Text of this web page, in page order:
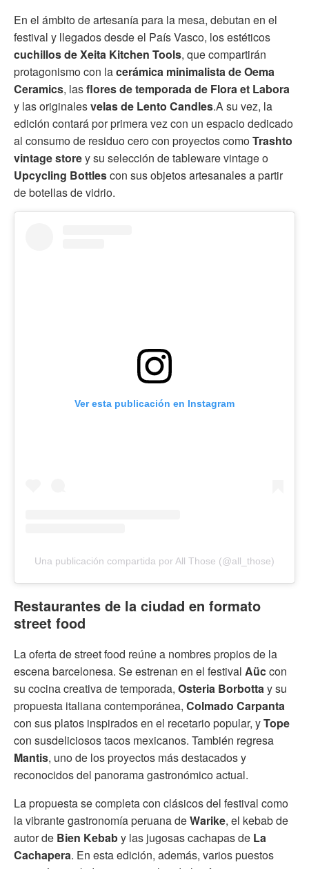
En el ámbito de artesanía para la mesa, debutan en el
festival y llegados desde el País Vasco, los estéticos
cuchillos de Xeita Kitchen Tools, que compartirán
protagonismo con lacerámica minimalista de Oema
Ceramics, lasflores de temporada de Flora et Labora
y las originalesvelas de Lento Candles.A su vez, la
edición contará por primera vez con un espacio dedicado
al consumo de residuo cero con proyectos comoTrashto
vintage storey su selección de tableware vintage o
Upcycling Bottlescon sus objetos artesanales a partir
de botellas de vidrio.
Ver esta publicación en Instagram
Una publicación compartida por All Those (@all_those)
Restaurantes de la ciudad en formato
street food
La oferta de street food reúne a nombres propios de la
escena barcelonesa. Se estrenan en el festival Aüccon
su cocina creativa de temporada, Osteria Borbottay su
propuesta italiana contemporánea, Colmado Carpanta
con sus platos inspirados en el recetario popular, yTope
con susdeliciosos tacos mexicanos. También regresa
Mantis, uno de los proyectos más destacados y
reconocidos del panorama gastronómico actual.
La propuesta se completa con clásicos del festival como
la vibrante gastronomía peruana deWarike, el kebab de
autor de Bien Kebaby las jugosas cachapas de La
Cachapera. En esta edición, además, varios puestos